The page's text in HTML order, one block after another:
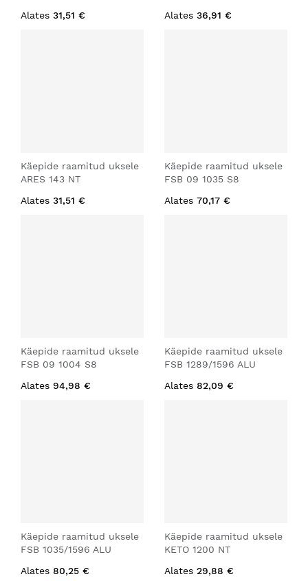
Alates 31,51 €
Alates 36,91 €
Käepide raamitud uksele
ARES 143 NT
Alates 31,51 €
Käepide raamitud uksele
FSB 09 1035 S8
Alates 70,17 €
Käepide raamitud uksele
FSB 09 1004 S8
Alates 94,98 €
Käepide raamitud uksele
FSB 1289/1596 ALU
Alates 82,09 €
Käepide raamitud uksele
FSB 1035/1596 ALU
Alates 80,25 €
Käepide raamitud uksele
KETO 1200 NT
Alates 29,88 €